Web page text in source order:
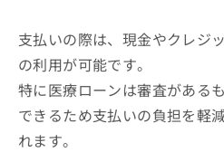
支払いの際は、現金やクレジ
の利用が可能です。
特に医療ローンは審査がある
できるため支払いの負担を軽
れます。